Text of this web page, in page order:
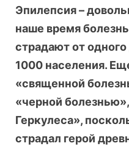
Эпилепсия –
наше время
страдают от
1000 населения.
«священной
«черной
Геркулеса»,
страдал герой